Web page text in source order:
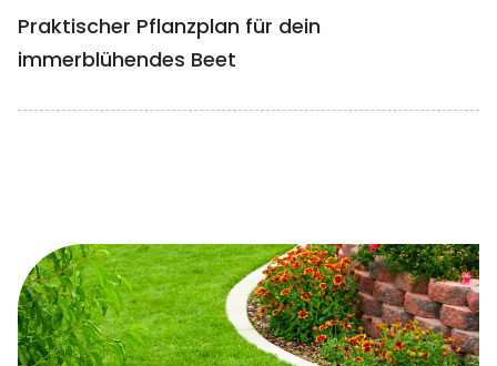
Praktischer Pflanzplan für dein
immerblühendes Beet